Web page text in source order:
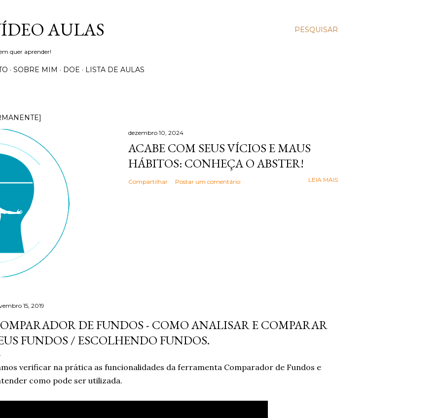
PESQUISAR
AULAS
quer aprender!
SOBRE MIM DOE LISTA DE AULAS
dezembro 10, 2024
ACABE COM SEUS VÍCIOS E MAUS
HÁBITOS: CONHEÇA O ABSTER!
Compartilhar Postar um comentário LEIA MAIS
15, 2019
DE FUNDOS - COMO ANALISAR E COMPARAR
FUNDOS / ESCOLHENDO FUNDOS.
verificar na prática as funcionalidades da ferramenta Comparador de Fundos e
como pode ser utilizada.